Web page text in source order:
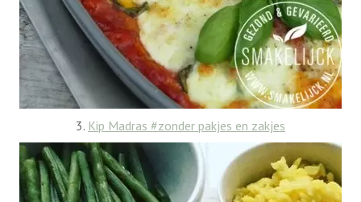
3. Kip Madras #zonder pakjes en zakjes